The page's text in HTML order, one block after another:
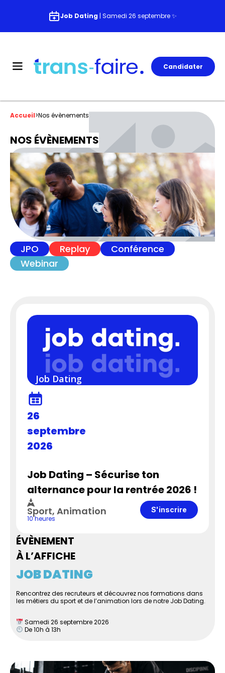
Job Dating | Samedi 26 septembre ✨
Candidater
Accueil>Nos évènements
NOS ÉVÈNEMENTS
JPO Replay
Conférence
Webinar
Job Dating
26
septembre
2026
Job Dating – Sécurise ton
alternance pour la rentrée 2026 !
Sport, Animation
10 heures
S'inscrire
ÉVÈNEMENT
À L’AFFICHE
JOB DATING
Rencontrez des recruteurs et découvrez nos formations dans
les métiers du sport et de l’animation lors de notre Job Dating.
Samedi 26 septembre 2026
De 10h à 13h